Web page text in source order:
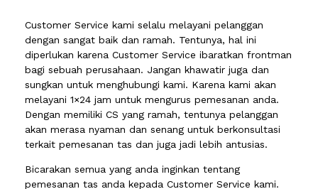
Customer Service kami selalu melayani pelanggan
dengan sangat baik dan ramah. Tentunya, hal ini
diperlukan karena Customer Service ibaratkan frontman
bagi sebuah perusahaan. Jangan khawatir juga dan
sungkan untuk menghubungi kami. Karena kami akan
melayani 1×24 jam untuk mengurus pemesanan anda.
Dengan memiliki CS yang ramah, tentunya pelanggan
akan merasa nyaman dan senang untuk berkonsultasi
terkait pemesanan tas dan juga jadi lebih antusias.
Bicarakan semua yang anda inginkan tentang
pemesanan tas anda kepada Customer Service kami.